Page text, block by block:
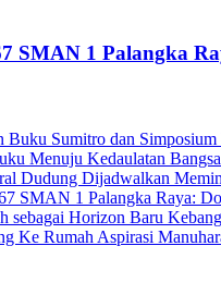
SMAN 1 Palangka
Buku Sumitro dan
Menuju Kedaulatan
Dudung Dijadwalkan
SMAN 1 Palangka Raya:
sebagai Horizon Baru
Ke Rumah Aspirasi